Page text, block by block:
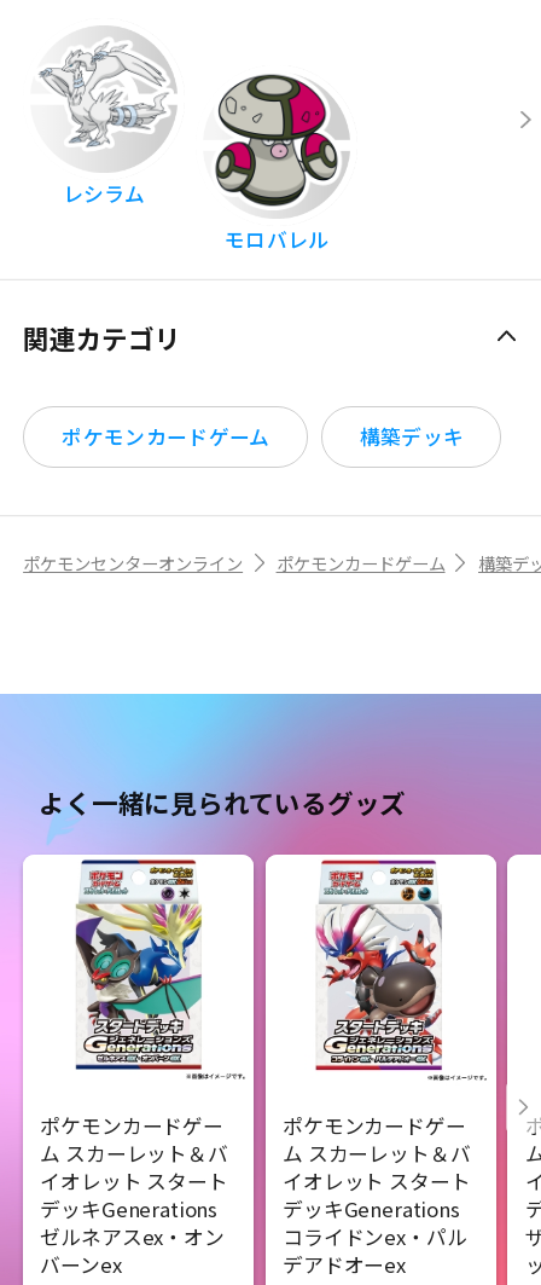
レシラム
モロバレル
関連カテゴリ
ポケモンカードゲーム 構築デッキ
ポケモンセンターオンライン ポケモンカードゲーム 構築デ
よく一緒に見られているグッズ
ポケモンカードゲー
ム スカーレット＆バ
イオレット スタート
デッキGenerations
ゼルネアスex・オン
バーンex
ポケモンカードゲー
ム スカーレット＆バ
イオレット スタート
デッキGenerations
コライドンex・パル
デアドオーex